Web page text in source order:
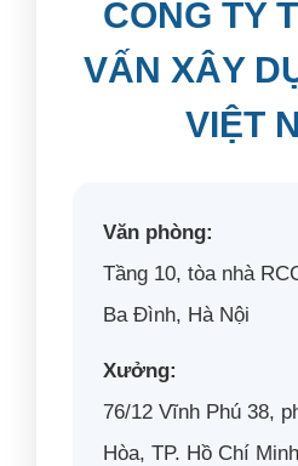
CÔNG TY
VẤN XÂY
VIỆT
Văn phòng:
Tầng 10, tòa nhà
Ba Đình, Hà Nội
Xưởng:
76/12 Vĩnh Phú 38,
Hòa, TP. Hồ Chí Minh